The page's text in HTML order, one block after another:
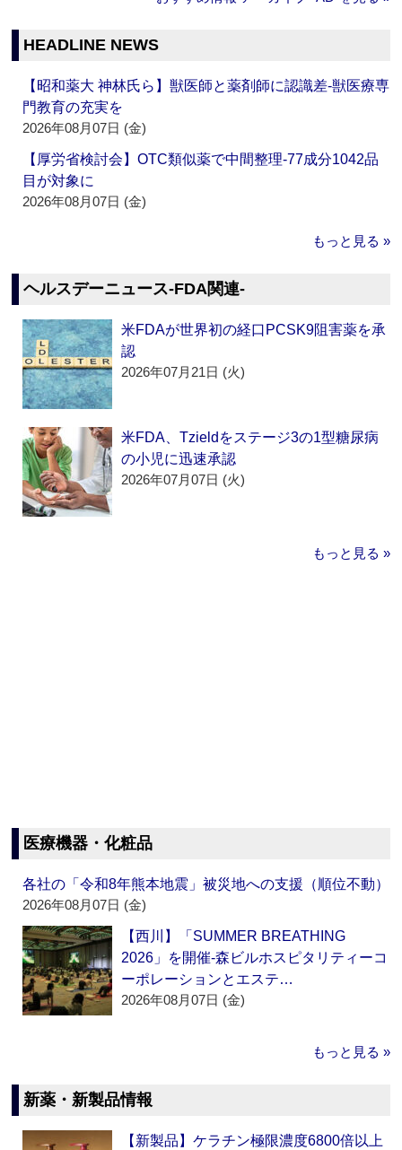
HEADLINE NEWS
【昭和薬大 神林氏ら】獣医師と薬剤師に認識差‐獣医療専
門教育の充実を
2026年08月07日 (金)
【厚労省検討会】OTC類似薬で中間整理‐77成分1042品
目が対象に
2026年08月07日 (金)
もっと見る »
ヘルスデーニュース‐FDA関連‐
米FDAが世界初の経口PCSK9阻害薬を承
認
2026年07月21日 (火)
米FDA、Tzieldをステージ3の1型糖尿病
の小児に迅速承認
2026年07月07日 (火)
もっと見る »
医療機器・化粧品
各社の「令和8年熊本地震」被災地への支援（順位不動）
2026年08月07日 (金)
【西川】「SUMMER BREATHING
2026」を開催‐森ビルホスピタリティーコ
ーポレーションとエステ…
2026年08月07日 (金)
もっと見る »
新薬・新製品情報
【新製品】ケラチン極限濃度6800倍以上